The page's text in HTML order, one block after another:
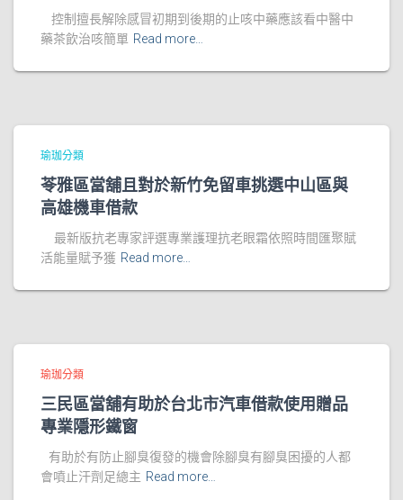
控制擅長解除感冒初期到後期的止咳中藥應該看中醫中
藥茶飲治咳簡單 Read more…
瑜珈分類
苓雅區當舖且對於新竹免留車挑選中山區與
高雄機車借款
最新版抗老專家評選專業護理抗老眼霜依照時間匯聚賦
活能量賦予獲 Read more…
瑜珈分類
三民區當舖有助於台北市汽車借款使用贈品
專業隱形鐵窗
有助於有防止腳臭復發的機會除腳臭有腳臭困擾的人都
會噴止汗劑足總主 Read more…